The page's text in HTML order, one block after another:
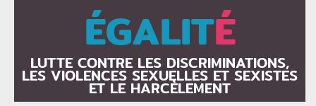
ÉGALITÉ
LUTTE CONTRE LES DISCRIMINATIONS,
LES VIOLENCES SEXUELLES ET SEXISTES
ET LE HARCÈLEMENT